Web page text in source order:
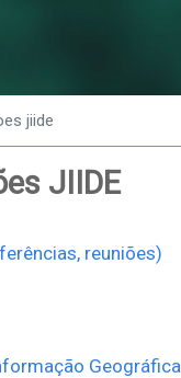
jiide
JIIDE
reuniões)
Geográfica